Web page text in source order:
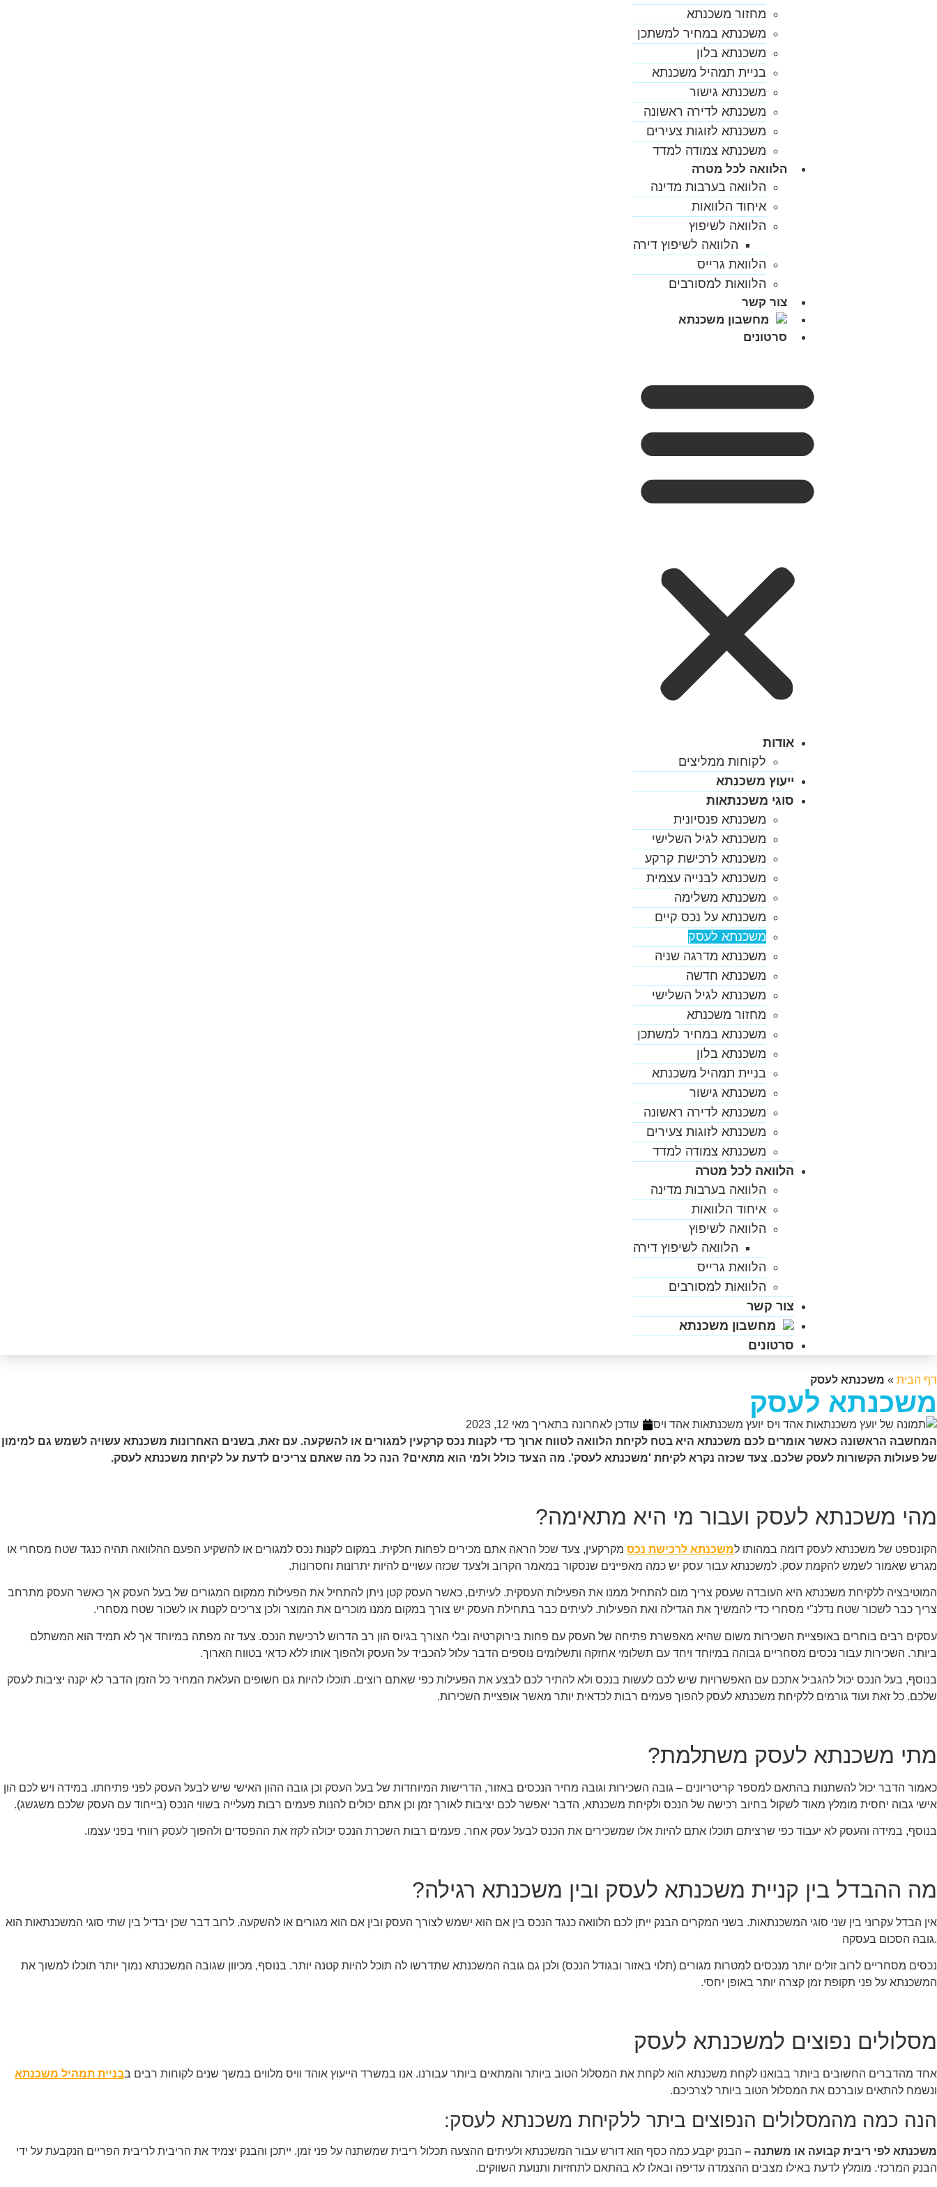
מחזור משכנתא
משכנתא במחיר למשתכן
משכנתא בלון
בניית תמהיל משכנתא
משכנתא גישור
משכנתא לדירה ראשונה
משכנתא לזוגות צעירים
משכנתא צמודה למדד
הלוואה לכל מטרה
הלוואה בערבות מדינה
איחוד הלוואות
הלוואה לשיפוץ
הלוואה לשיפוץ דירה
הלוואת גרייס
הלוואות למסורבים
צור קשר
מחשבון משכנתא
סרטונים
אודות
לקוחות ממליצים
ייעוץ משכנתא
סוגי משכנתאות
משכנתא פנסיונית
משכנתא לגיל השלישי
משכנתא לרכישת קרקע
משכנתא לבנייה עצמית
משכנתא משלימה
משכנתא על נכס קיים
משכנתא לעסק
משכנתא מדרגה שניה
משכנתא חדשה
משכנתא לגיל השלישי
מחזור משכנתא
משכנתא במחיר למשתכן
משכנתא בלון
בניית תמהיל משכנתא
משכנתא גישור
משכנתא לדירה ראשונה
משכנתא לזוגות צעירים
משכנתא צמודה למדד
הלוואה לכל מטרה
הלוואה בערבות מדינה
איחוד הלוואות
הלוואה לשיפוץ
הלוואה לשיפוץ דירה
הלוואת גרייס
הלוואות למסורבים
צור קשר
מחשבון משכנתא
סרטונים
דף הבית » משכנתא לעסק
משכנתא לעסק
יועץ משכנתאות אהד ויס עודכן לאחרונה בתאריך מאי 12, 2023
המחשבה הראשונה כאשר אומרים לכם משכנתא היא בטח לקיחת הלוואה לטווח ארוך כדי לקנות נכס קרקעין למגורים או להשקעה. עם זאת, בשנים האחרונות משכנתא עשויה לשמש גם למימון
של פעולות הקשורות לעסק שלכם. צעד שכזה נקרא לקיחת 'משכנתא לעסק'. מה הצעד כולל ולמי הוא מתאים? הנה כל מה שאתם צריכים לדעת על לקיחת משכנתא לעסק.
מהי משכנתא לעסק ועבור מי היא מתאימה?
הקונספט של משכנתא לעסק דומה במהותו למשכנתא לרכישת נכס מקרקעין, צעד שכל הראה אתם מכירים לפחות חלקית. במקום לקנות נכס למגורים או להשקיע הפעם ההלוואה תהיה כנגד שטח מסחרי או
מגרש שאמור לשמש להקמת עסק. למשכנתא עבור עסק יש כמה מאפיינים שנסקור במאמר הקרוב ולצעד שכזה עשויים להיות יתרונות וחסרונות.
המוטיבציה ללקיחת משכנתא היא העובדה שעסק צריך מום להתחיל ממנו את הפעילות העסקית. לעיתים, כאשר העסק קטן ניתן להתחיל את הפעילות ממקום המגורים של בעל העסק אך כאשר העסק מתרחב
צריך כבר לשכור שטח נדלנ"י מסחרי כדי להמשיך את הגדילה ואת הפעילות. לעיתים כבר בתחילת העסק יש צורך במקום ממנו מוכרים את המוצר ולכן צריכים לקנות או לשכור שטח מסחרי.
עסקים רבים בוחרים באופציית השכירות משום שהיא מאפשרת פתיחה של העסק עם פחות בירוקרטיה ובלי הצורך בגיוס הון רב הדרוש לרכישת הנכס. צעד זה מפתה במיוחד אך לא תמיד הוא המשתלם
ביותר. השכירות עבור נכסים מסחריים גבוהה במיוחד ויחד עם תשלומי אחזקה ותשלומים נוספים הדבר עלול להכביד על העסק ולהפוך אותו ללא כדאי בטווח הארוך.
בנוסף, בעל הנכס יכול להגביל אתכם עם האפשרויות שיש לכם לעשות בנכס ולא להתיר לכם לבצע את הפעילות כפי שאתם רוצים. תוכלו להיות גם חשופים העלאת המחיר כל הזמן הדבר לא יקנה יציבות לעסק
שלכם. כל זאת ועוד גורמים ללקיחת משכנתא לעסק להפוך פעמים רבות לכדאית יותר מאשר אופציית השכירות.
מתי משכנתא לעסק משתלמת?
כאמור הדבר יכול להשתנות בהתאם למספר קריטריונים – גובה השכירות וגובה מחיר הנכסים באזור, הדרישות המיוחדות של בעל העסק וכן גובה ההון האישי שיש לבעל העסק לפני פתיחתו. במידה ויש לכם הון
אישי גבוה יחסית מומלץ מאוד לשקול בחיוב רכישה של הנכס ולקיחת משכנתא, הדבר יאפשר לכם יציבות לאורך זמן וכן אתם יכולים להנות פעמים רבות מעלייה בשווי הנכס (בייחוד עם העסק שלכם משגשג).
בנוסף, במידה והעסק לא יעבוד כפי שרציתם תוכלו אתם להיות אלו שמשכירים את הכנס לבעל עסק אחר. פעמים רבות השכרת הנכס יכולה לקזז את ההפסדים ולהפוך לעסק רווחי בפני עצמו.
מה ההבדל בין קניית משכנתא לעסק ובין משכנתא רגילה?
אין הבדל עקרוני בין שני סוגי המשכנתאות. בשני המקרים הבנק ייתן לכם הלוואה כנגד הנכס בין אם הוא ישמש לצורך העסק ובין אם הוא מגורים או להשקעה. לרוב דבר שכן יבדיל בין שתי סוגי המשכנתאות הוא
גובה הסכום בעסקה.
נכסים מסחריים לרוב זולים יותר מנכסים למטרות מגורים (תלוי באזור ובגודל הנכס) ולכן גם גובה המשכנתא שתדרשו לה תוכל להיות קטנה יותר. בנוסף, מכיוון שגובה המשכנתא נמוך יותר תוכלו למשוך את
המשכנתא על פני תקופת זמן קצרה יותר באופן יחסי.
מסלולים נפוצים למשכנתא לעסק
אחד מהדברים החשובים ביותר בבואנו לקחת משכנתא הוא לקחת את המסלול הטוב ביותר והמתאים ביותר עבורנו. אנו במשרד הייעוץ אוהד וויס מלווים במשך שנים לקוחות רבים בבניית תמהיל משכנתא
ונשמח להתאים עוברכם את המסלול הטוב ביותר לצרכיכם.
הנה כמה מהמסלולים הנפוצים ביתר ללקיחת משכנתא לעסק:
משכנתא לפי ריבית קבועה או משתנה – הבנק יקבע כמה כסף הוא דורש עבור המשכנתא ולעיתים ההצעה תכלול ריבית שמשתנה על פני זמן. ייתכן והבנק יצמיד את הריבית לריבית הפריים הנקבעת על ידי
הבנק המרכזי. מומלץ לדעת באילו מצבים ההצמדה עדיפה ובאלו לא בהתאם לתחזיות ותנועת השווקים.